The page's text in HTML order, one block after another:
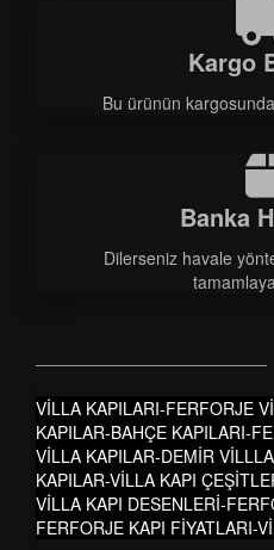
Kargo
Bu ürünün
Banka
Dilerseniz havale
VİLLA KAPILARI-FERFORJE
KAPILAR-BAHÇE KAPILARI-
VİLLA KAPILAR-DEMİR
KAPILAR-VİLLA KAPI
VİLLA KAPI DESENLERİ-
FERFORJE KAPI FİYATLARI-